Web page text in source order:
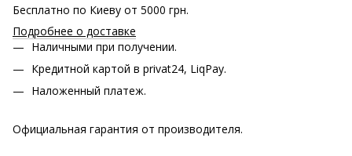
Бесплатно по Киеву от 5000 грн.
Подробнее о доставке
Наличными при получении.
Кредитной картой в privat24, LiqPay.
Наложенный платеж.
Официальная гарантия от производителя.